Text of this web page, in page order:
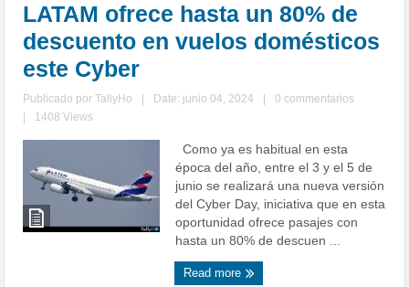
LATAM ofrece hasta un 80% de
descuento en vuelos domésticos
este Cyber
Publicado porTallyHo Date: junio 04, 2024
0 commentarios
1408 Views
Como ya es habitual en esta
época del año, entre el 3 y el 5 de
junio se realizará una nueva versión
del Cyber Day, iniciativa que en esta
oportunidad ofrece pasajes con
hasta un 80% de descuen ...
Read more